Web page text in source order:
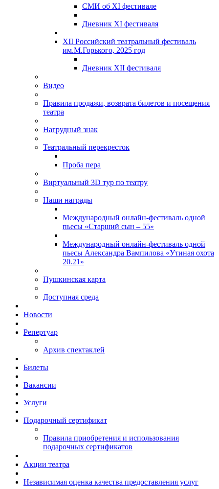
СМИ об XI фестивале
Дневник XI фестиваля
XII Российский театральный фестиваль
им.М.Горького, 2025 год
Дневник XII фестиваля
Видео
Правила продажи, возврата билетов и посещения
театра
Нагрудный знак
Театральный перекресток
Проба пера
Виртуальный 3D тур по театру
Наши награды
Международный онлайн-фестиваль одной
пьесы «Старший сын – 55»
Международный онлайн-фестиваль одной
пьесы Александра Вампилова «Утиная охота
20.21»
Пушкинская карта
Доступная среда
Новости
Репертуар
Архив спектаклей
Билеты
Вакансии
Услуги
Подарочный сертификат
Правила приобретения и использования
подарочных сертификатов
Акции театра
Независимая оценка качества предоставления услуг